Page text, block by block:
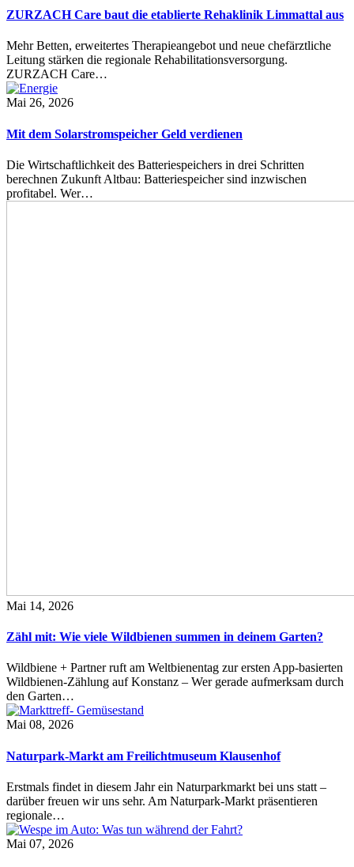
ZURZACH Care baut die etablierte Rehaklinik Limmattal aus
Mehr Betten, erweitertes Therapieangebot und neue chefärztliche
Leitung stärken die regionale Rehabilitationsversorgung.
ZURZACH Care…
Mai 26, 2026
Mit dem Solarstromspeicher Geld verdienen
Die Wirtschaftlichkeit des Batteriespeichers in drei Schritten
berechnen Zukunft Altbau: Batteriespeicher sind inzwischen
profitabel. Wer…
Mai 14, 2026
Zähl mit: Wie viele Wildbienen summen in deinem Garten?
Wildbiene + Partner ruft am Weltbienentag zur ersten App-basierten
Wildbienen-Zählung auf Konstanz – Wer gerade aufmerksam durch
den Garten…
Mai 08, 2026
Naturpark-Markt am Freilichtmuseum Klausenhof
Erstmals findet in diesem Jahr ein Naturparkmarkt bei uns statt –
darüber freuen wir uns sehr. Am Naturpark-Markt präsentieren
regionale…
Mai 07, 2026